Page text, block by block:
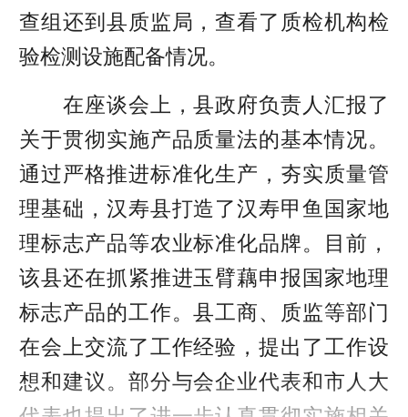
查组还到县质监局，查看了质检机构检
验检测设施配备情况。
在座谈会上，县政府负责人汇报了
关于贯彻实施产品质量法的基本情况。
通过严格推进标准化生产，夯实质量管
理基础，汉寿县打造了汉寿甲鱼国家地
理标志产品等农业标准化品牌。目前，
该县还在抓紧推进玉臂藕申报国家地理
标志产品的工作。县工商、质监等部门
在会上交流了工作经验，提出了工作设
想和建议。部分与会企业代表和市人大